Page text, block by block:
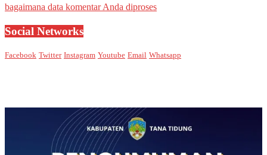
bagaimana data komentar Anda diproses
Social Networks
Facebook Twitter Instagram Youtube Email Whatsapp